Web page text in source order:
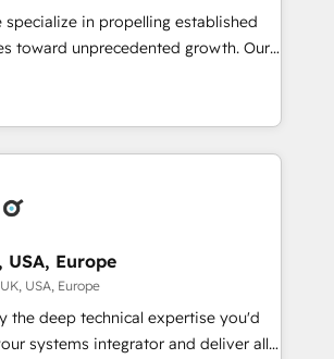
and revenue operations. 🤝
From onboarding and
business needs. 🌟 Proven
helped businesses of all sizes
ongoing support or project-based
offer service packages designed to fit
specialize in propelling established
toward unprecedented growth. Our
tuning and enhancing your growth,
operations. Unlike conventional
we dive deep into the
of your business, ensuring that
in leading
and experience to the table.
tailored to your business's unique
a personalized approach that aligns
objectives.
Europe
USA, Europe
the deep technical expertise you'd
systems integrator and deliver all